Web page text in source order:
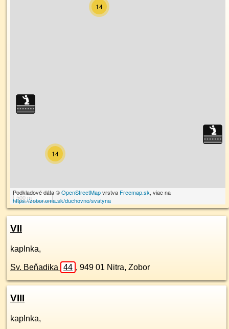
14
14
500 m
Podkladové dáta ©OpenStreetMapvrstva Freemap.sk, viac na
https://zobor.oma.sk/duchovno/svatyna
VII
kaplnka,
Sv. Beňadika 44 , 949 01 Nitra, Zobor
VIII
kaplnka,